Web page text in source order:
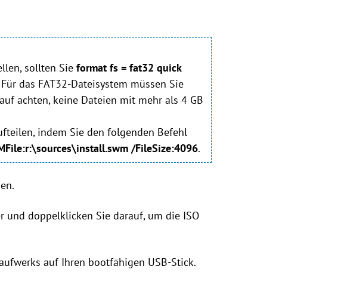
sollten Sie format fs = fat32 quick
das FAT32-Dateisystem müssen Sie
achten, keine Dateien mit mehr als 4 GB
indem Sie den folgenden Befehl
/FileSize:4096.
und doppelklicken Sie darauf, um die ISO
auf Ihren bootfähigen USB-Stick.